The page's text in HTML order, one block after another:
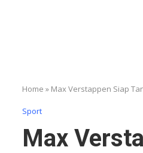
Home » Max Verstappen Siap
Sport
Max